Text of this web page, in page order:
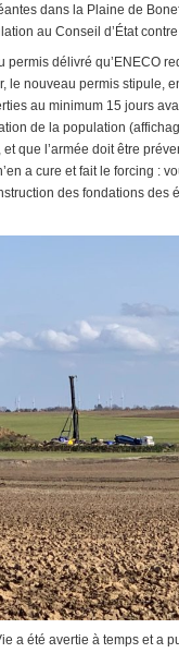
dans la Plaine de
au Conseil d’État
permis délivré qu’ENECO
le nouveau permis stipule,
au minimum 15 jours
de la population
que l’armée doit être
a cure et fait le forcing :
des fondations des
a été avertie à temps et a